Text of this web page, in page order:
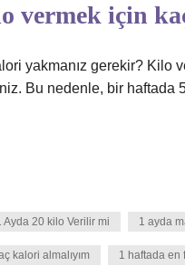
vermek için
yakmanız gerekir? Kilo
Bu nedenle, bir haftada
Ayda 20 kilo Verilir mi 1 ayda
kalori almalıyım 1 haftada en